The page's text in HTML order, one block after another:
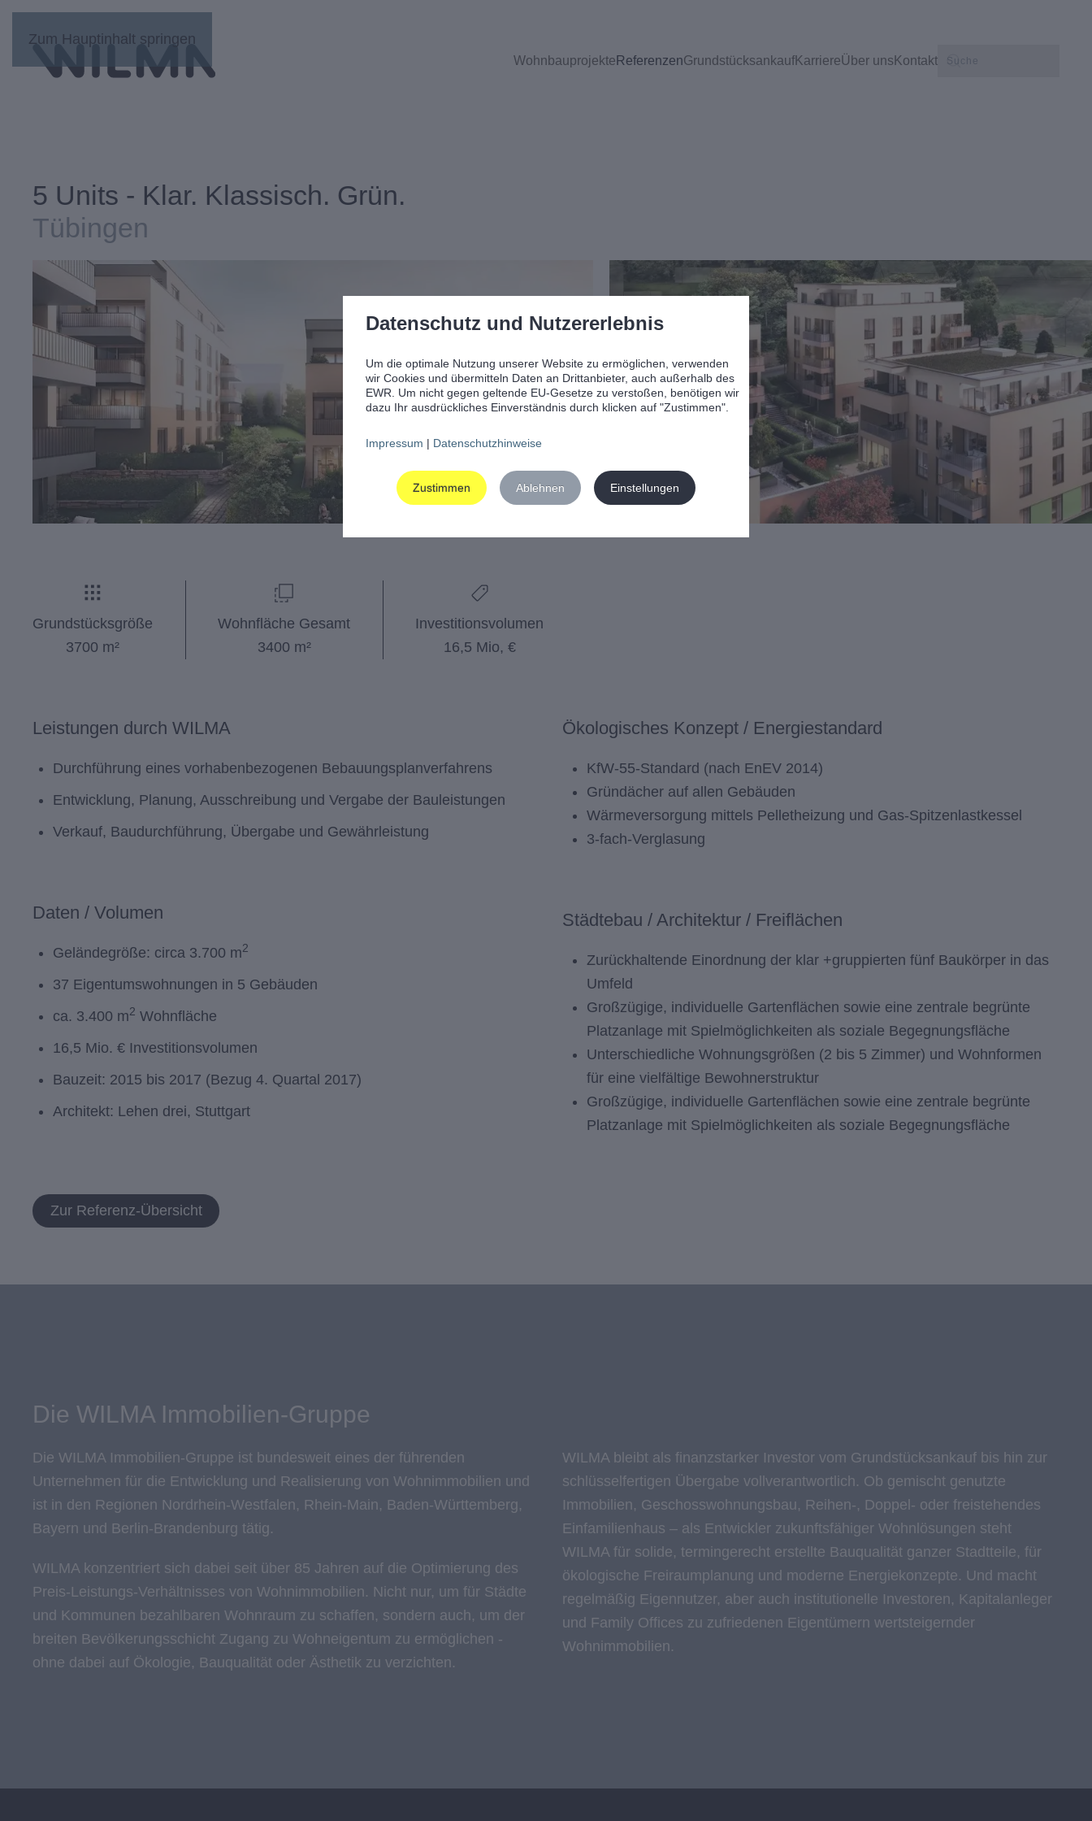
Datenschutz und Nutzererlebnis
Um die optimale Nutzung unserer Website zu ermöglichen, verwenden
wir Cookies und übermitteln Daten an Drittanbieter, auch außerhalb des
EWR. Um nicht gegen geltende EU-Gesetze zu verstoßen, benötigen wir
dazu Ihr ausdrückliches Einverständnis durch klicken auf "Zustimmen".
Impressum | Datenschutzhinweise
Zustimmen Ablehnen Einstellungen
Zum Hauptinhalt springen
Wohnbauprojekte ReferenzenGrundstücksankaufKarriereÜber uns Kontakt
5 Units - Klar. Klassisch. Grün.
Tübingen
Grundstücksgröße
3700 m²
Wohnfläche Gesamt
3400 m²
Investitionsvolumen
16,5 Mio, €
Leistungen durch WILMA
Durchführung eines vorhabenbezogenen Bebauungsplanverfahrens
Entwicklung, Planung, Ausschreibung und Vergabe der Bauleistungen
Verkauf, Baudurchführung, Übergabe und Gewährleistung
Ökologisches Konzept / Energiestandard
KfW-55-Standard (nach EnEV 2014)
Gründächer auf allen Gebäuden
Wärmeversorgung mittels Pelletheizung und Gas-Spitzenlastkessel
3-fach-Verglasung
Daten / Volumen
Geländegröße: circa 3.700 m2
37 Eigentumswohnungen in 5 Gebäuden
ca. 3.400 m2 Wohnfläche
16,5 Mio. € Investitionsvolumen
Bauzeit: 2015 bis 2017 (Bezug 4. Quartal 2017)
Architekt: Lehen drei, Stuttgart
Städtebau / Architektur / Freiflächen
Zurückhaltende Einordnung der klar +gruppierten fünf Baukörper in das
Umfeld
Großzügige, individuelle Gartenflächen sowie eine zentrale begrünte
Platzanlage mit Spielmöglichkeiten als soziale Begegnungsfläche
Unterschiedliche Wohnungsgrößen (2 bis 5 Zimmer) und Wohnformen
für eine vielfältige Bewohnerstruktur
Großzügige, individuelle Gartenflächen sowie eine zentrale begrünte
Platzanlage mit Spielmöglichkeiten als soziale Begegnungsfläche
Zur Referenz-Übersicht
Die WILMA Immobilien-Gruppe
Die WILMA Immobilien-Gruppe ist bundesweit eines der führenden
Unternehmen für die Entwicklung und Realisierung von Wohnimmobilien und
ist in den Regionen Nordrhein-Westfalen, Rhein-Main, Baden-Württemberg,
Bayern und Berlin-Brandenburg tätig.
WILMA konzentriert sich dabei seit über 85 Jahren auf die Optimierung des
Preis-Leistungs-Verhältnisses von Wohnimmobilien. Nicht nur, um für Städte
und Kommunen bezahlbaren Wohnraum zu schaffen, sondern auch, um der
breiten Bevölkerungsschicht Zugang zu Wohneigentum zu ermöglichen -
ohne dabei auf Ökologie, Bauqualität oder Ästhetik zu verzichten.
WILMA bleibt als finanzstarker Investor vom Grundstücksankauf bis hin zur
schlüsselfertigen Übergabe vollverantwortlich. Ob gemischt genutzte
Immobilien, Geschosswohnungsbau, Reihen-, Doppel- oder freistehendes
Einfamilienhaus – als Entwickler zukunftsfähiger Wohnlösungen steht
WILMA für solide, termingerecht erstellte Bauqualität ganzer Stadtteile, für
ökologische Freiraumplanung und moderne Energiekonzepte. Und macht
regelmäßig Eigennutzer, aber auch institutionelle Investoren, Kapitalanleger
und Family Offices zu zufriedenen Eigentümern wertsteigernder
Wohnimmobilien.